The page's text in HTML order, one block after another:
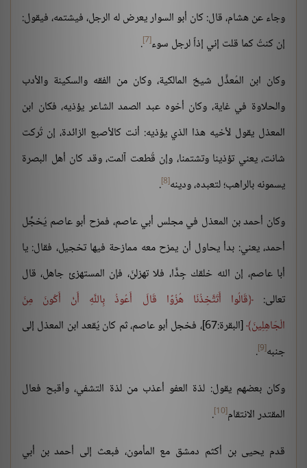
وجاء عن هشام، قال: كان أبو السوار يعرض له الرجل، فيشتمه، فيقول:
إن كنتُ كما قلت إني إذاً لرجل سوء[7]
.
وكان ابن المُعذَّل شيخ المالكية، وكان من الفقه والسكينة والأدب
والحلاوة في غاية، وكان أخوه عبد الصمد الشاعر يؤذيه، فكان ابن
المعذل يقول لأخيه هذا الذي يؤذيه: أنت كالأصبع الزائدة، إن تُركت
شانت، يعني تؤذينا وتشتمنا، وإن قُطعت آلمت، وقد كان أهل البصرة
يسمونه بالراهب؛ لتعبده، ودينه[8]
.
وكان أحمد بن المعذل في مجلس أبي عاصم، فمزح أبو عاصم يُخجِّل
أحمد، يعني: بدأ يحاول أن يمزح معه ممازحة فيها تخجيل، فقال: يا
أبا عاصم، إن الله خلقك جِدًّا، فلا تهزلنّ، فإن المستهزئ جاهل، قال
تعالى: قَالُوا أَتَتَّخِذُنَا هُزُوًا قَالَ أَعُوذُ بِاللَّهِ أَنْ أَكُونَ مِنَ
الْجَاهِلِينَ
[البقرة:67]، فخجل أبو عاصم، ثم كان يُقعد ابن المعذل إلى
جنبه[9]
.
وكان بعضهم يقول: لذة العفو أعذب من لذة التشفي، وأقبح فعال
المقتدر الانتقام[10]
.
قدم يحيى بن أكثم دمشق مع المأمون، فبعث إلى أحمد بن أبي